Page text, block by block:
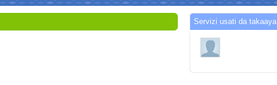
Servizi usati da takaaya